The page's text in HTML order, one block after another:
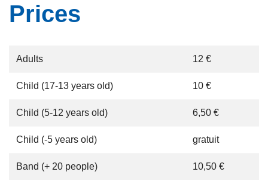
Prices
Adults 12 €
Child (17-13 years old) 10 €
Child (5-12 years old) 6,50 €
Child (-5 years old) gratuit
Band (+ 20 people) 10,50 €